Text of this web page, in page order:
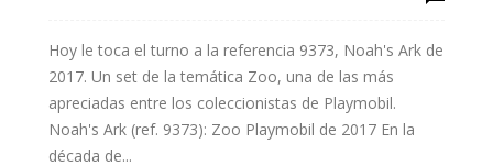
Hoy le toca el turno a la referencia 9373, Noah's Ark de
2017. Un set de la temática Zoo, una de las más
apreciadas entre los coleccionistas de Playmobil.
Noah's Ark (ref. 9373): Zoo Playmobil de 2017 En la
década de...